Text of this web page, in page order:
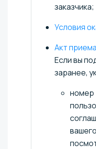
заказчика;
Условия
Акт
Если вы
заранее,
номер